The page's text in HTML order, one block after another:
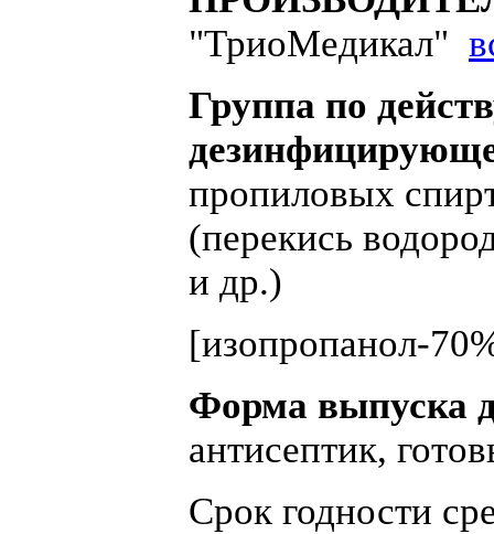
"ТриоМедикал"
Группа по
пропиловых
(перекись
и др.)
[изопропанол-
Форма выпуска
антисептик,
Срок годности